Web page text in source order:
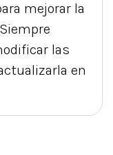
mejorar la
las
en